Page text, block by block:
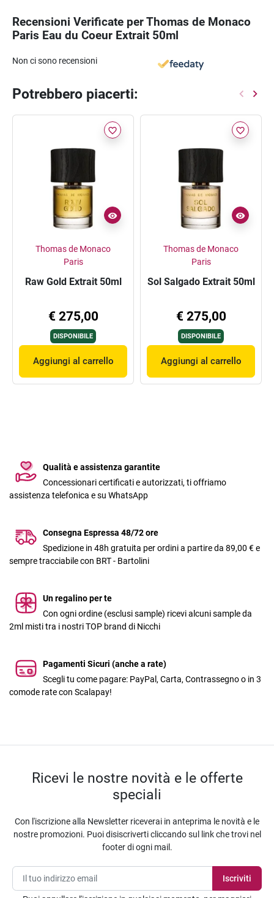
Recensioni Verificate per Thomas de Monaco
Paris Eau du Coeur Extrait 50ml
Non ci sono recensioni
Potrebbero piacerti:
favorite_border
Thomas de Monaco
Paris
Raw Gold Extrait 50ml
€ 275,00
DISPONIBILE
Aggiungi al carrello
favorite_border
Thomas de Monaco
Paris
Sol Salgado Extrait 50ml
€ 275,00
DISPONIBILE
Aggiungi al carrello
Qualità e assistenza garantite
Concessionari certificati e autorizzati, ti offriamo
assistenza telefonica e su WhatsApp
Consegna Espressa 48/72 ore
Spedizione in 48h gratuita per ordini a partire da 89,00 € e
sempre tracciabile con BRT - Bartolini
Un regalino per te
Con ogni ordine (esclusi sample) ricevi alcuni sample da
2ml misti tra i nostri TOP brand di Nicchi
Pagamenti Sicuri (anche a rate)
Scegli tu come pagare: PayPal, Carta, Contrassegno o in 3
comode rate con Scalapay!
Ricevi le nostre novità e le offerte
speciali
Con l'iscrizione alla Newsletter riceverai in anteprima le novità e le
nostre promozioni. Puoi disiscriverti cliccando sul link che trovi nel
footer di ogni mail.